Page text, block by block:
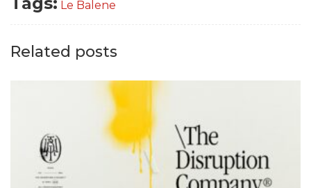
Le Balene
Related posts